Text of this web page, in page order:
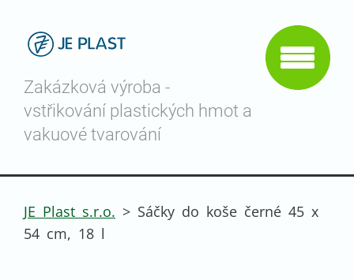
Zakázková výroba -
vstřikování plastických hmot a
vakuové tvarování
JE Plast s.r.o. > Sáčky do koše černé 45 x
54 cm, 18 l